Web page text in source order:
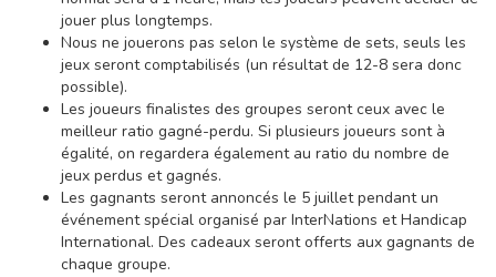
jouer plus longtemps.
Nous ne jouerons pas selon le système de sets, seuls les
jeux seront comptabilisés (un résultat de 12-8 sera donc
possible).
Les joueurs finalistes des groupes seront ceux avec le
meilleur ratio gagné-perdu. Si plusieurs joueurs sont à
égalité, on regardera également au ratio du nombre de
jeux perdus et gagnés.
Les gagnants seront annoncés le 5 juillet pendant un
événement spécial organisé par InterNations et Handicap
International. Des cadeaux seront offerts aux gagnants de
chaque groupe.